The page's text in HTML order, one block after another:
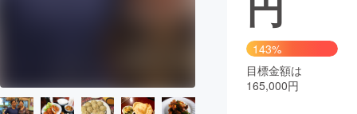
CAMPFIRE Creation
コミュニティ
143%
目標金額は
165,000円